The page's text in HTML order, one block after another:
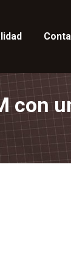
con